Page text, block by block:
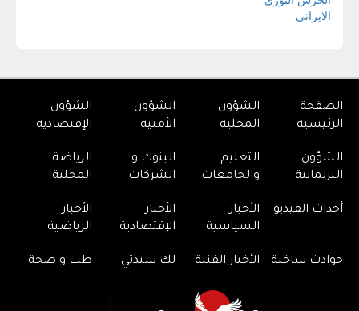
الصفحة
الرئيسية
الشؤون
المحلية
الشؤون
الأمنية
الشؤون
الإقتصادية
الشؤون
البرلمانية
التعليم
والجامعات
البنوك و
الشركات
الرياضة
المحلية
أحداث الفيديو
الأخبار
السياسية
الأخبار
الإقتصادية
الأخبار
الرياضية
حوادث ساخنة الأخبار الفنية لك سيدتي طب و صحة